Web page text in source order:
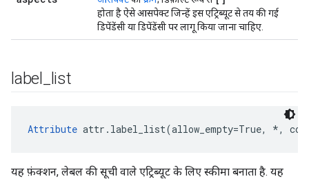
होता है ऐसे आसपेक्ट जिन्हें इस एट्रिब्यूट से तय की गई
डिपेंडेंसी या डिपेंडेंसी पर लागू किया जाना चाहिए.
label list
Attribute attr.label_list(allow_empty=True, *,
यह फ़ंक्शन, लेबल की सूची वाले एट्रिब्यूट के लिए स्कीमा बनाता है. यह